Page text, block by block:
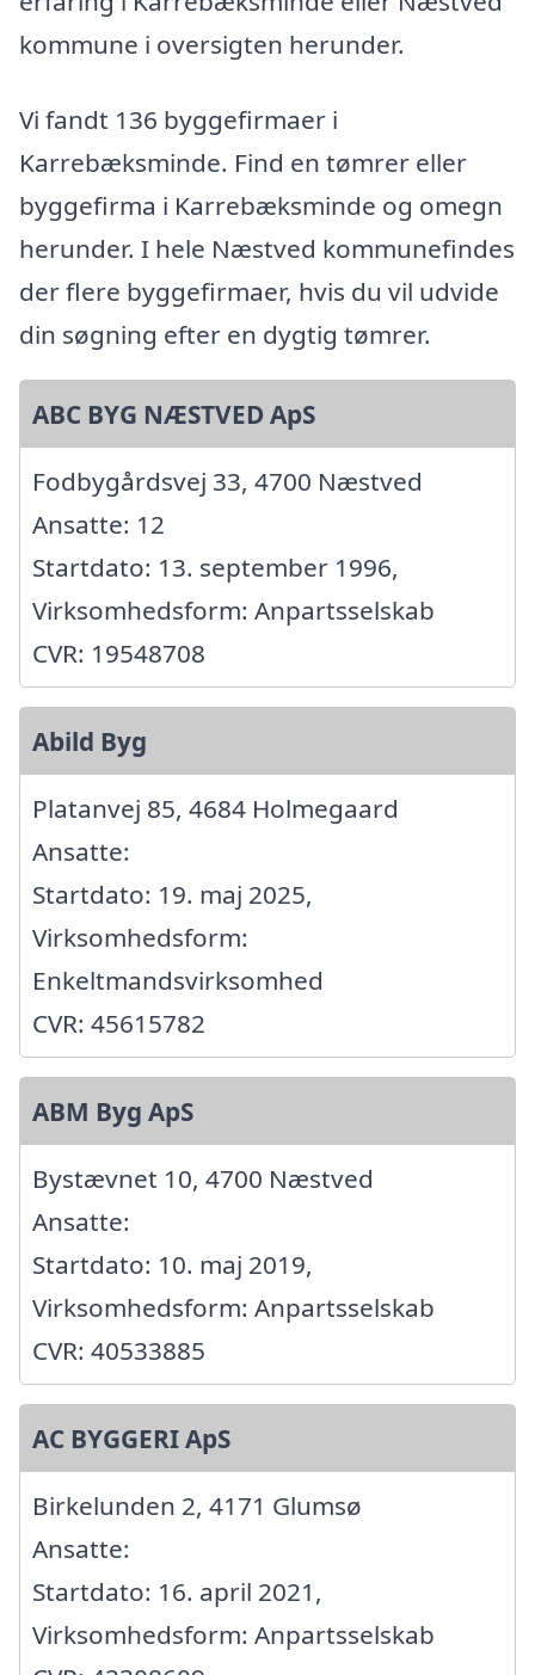
kommune i oversigten herunder.
Vi fandt 136 byggefirmaer i
Karrebæksminde. Find en tømrer eller
byggefirma i Karrebæksminde og omegn
herunder. I hele Næstved kommunefindes
der flere byggefirmaer, hvis du vil udvide
din søgning efter en dygtig tømrer.
ABC BYG NÆSTVED ApS
Fodbygårdsvej 33, 4700 Næstved
Ansatte: 12
Startdato: 13. september 1996,
Virksomhedsform: Anpartsselskab
CVR: 19548708
Abild Byg
Platanvej 85, 4684 Holmegaard
Ansatte:
Startdato: 19. maj 2025,
Virksomhedsform:
Enkeltmandsvirksomhed
CVR: 45615782
ABM Byg ApS
Bystævnet 10, 4700 Næstved
Ansatte:
Startdato: 10. maj 2019,
Virksomhedsform: Anpartsselskab
CVR: 40533885
AC BYGGERI ApS
Birkelunden 2, 4171 Glumsø
Ansatte:
Startdato: 16. april 2021,
Virksomhedsform: Anpartsselskab